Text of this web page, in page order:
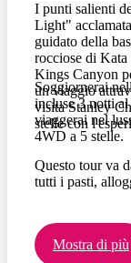
I punti salienti
Light"
guidato della
rocciose di
Kings Canyon
un viaggio
visita Stanley
stelle con
Soggiornerai
incluse 3 notti
viaggerai nel
4WD a 5 stelle.
Questo tour va
tutti i pasti,
Mostra di più